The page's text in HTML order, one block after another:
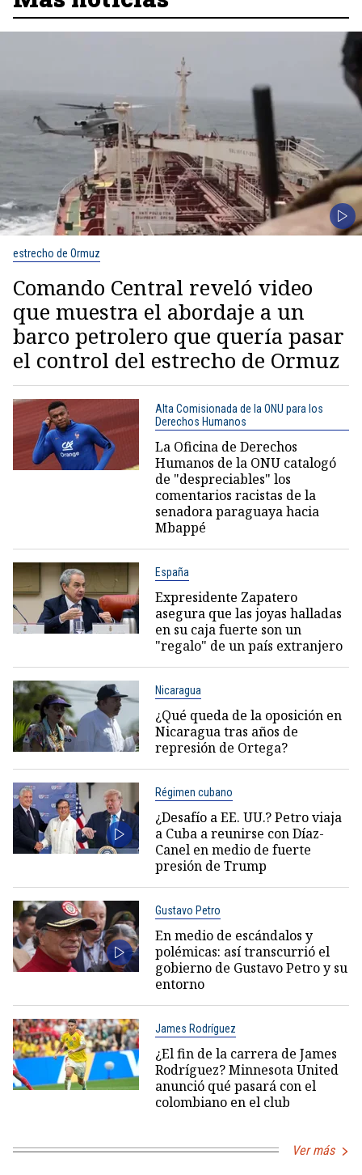
estrecho de Ormuz
Comando Central reveló video
que muestra el abordaje a un
barco petrolero que quería pasar
el control del estrecho de Ormuz
Alta Comisionada de la ONU para los
Derechos Humanos
La Oficina de Derechos
Humanos de la ONU catalogó
de "despreciables" los
comentarios racistas de la
senadora paraguaya hacia
Mbappé
España
Expresidente Zapatero
asegura que las joyas halladas
en su caja fuerte son un
"regalo" de un país extranjero
Nicaragua
¿Qué queda de la oposición en
Nicaragua tras años de
represión de Ortega?
Régimen cubano
¿Desafío a EE. UU.? Petro viaja
a Cuba a reunirse con Díaz-
Canel en medio de fuerte
presión de Trump
Gustavo Petro
En medio de escándalos y
polémicas: así transcurrió el
gobierno de Gustavo Petro y su
entorno
James Rodríguez
¿El fin de la carrera de James
Rodríguez? Minnesota United
anunció qué pasará con el
colombiano en el club
Ver más